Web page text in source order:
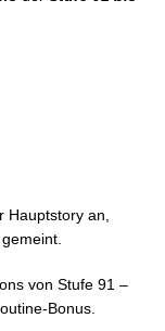
Hauptstory an,
von Stufe 91 –
Bonus.